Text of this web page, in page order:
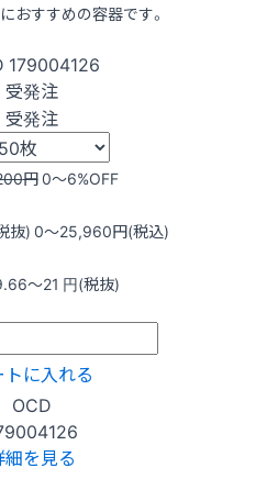
おすすめの容器です。
179004126
受発注
受発注
円0〜6%OFF
抜)0〜25,960円(税込)
〜21 円(税抜)
トに入れる
OCD
細を見る